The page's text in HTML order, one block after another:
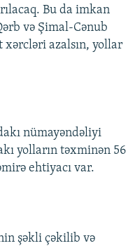
Bu da imkan
və Şimal-Cənub
azalsın, yollar
nümayəndəliyi
yolların təxminən 56
ehtiyacı var.
şəkli çəkilib və